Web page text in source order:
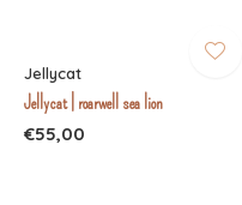
Jellycat
Jellycat | roarwell sea lion
€55,00